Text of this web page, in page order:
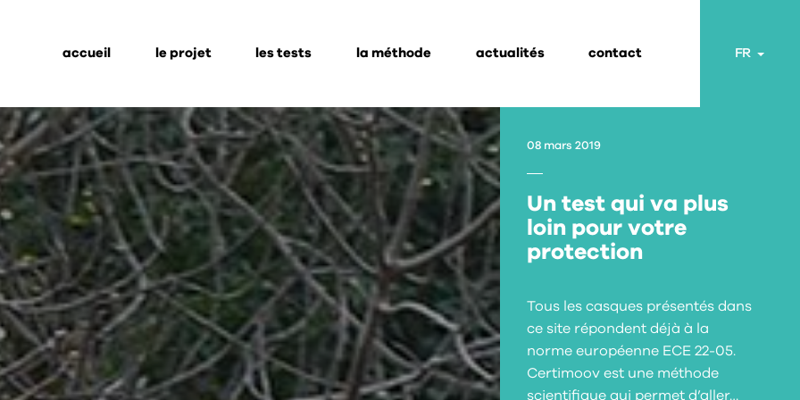
accueil le projet les tests la méthode actualités contact FR
08 mars 2019
Un test qui va plus
loin pour votre
protection
Tous les casques présentés dans
ce site répondent déjà à la
norme européenne ECE 22-05.
Certimoov est une méthode
scientifique qui permet d’aller…